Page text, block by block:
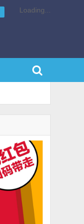
Loading...